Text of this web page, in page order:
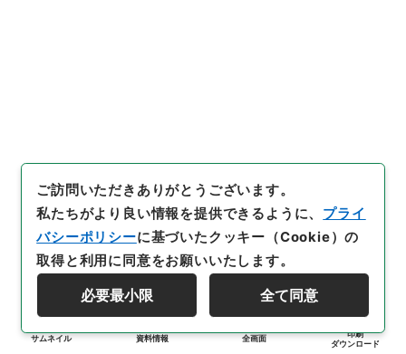
サムネイル 資料情報 全画面
印刷
ダウンロード
ご訪問いただきありがとうございます。
私たちがより良い情報を提供できるように、 プライ
バシーポリシーに基づいたクッキー（Cookie）の
取得と利用に同意をお願いいたします。
必要最小限 全て同意